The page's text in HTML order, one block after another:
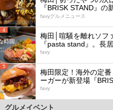
『BRISK STAND』の
favyグルメニュース
4
梅田│喧騒を離れソフ
『pasta stand』。長
favy
5
梅田限定！海外の定
ーガーが新登場『
favy
グルメイベント